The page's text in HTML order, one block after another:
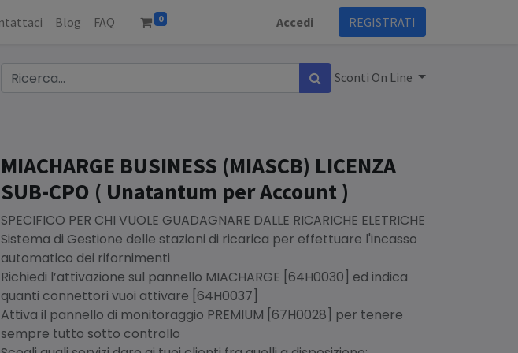
Blog FAQ 0 Accedi REGISTRATI
Sconti On Line
MIACHARGE BUSINESS (MIASCB) LICENZA
SUB-CPO ( Unatantum per Account )
SPECIFICO PER CHI VUOLE GUADAGNARE DALLE RICARICHE ELETRICHE
Sistema di Gestione delle stazioni di ricarica per effettuare l'incasso
automatico dei rifornimenti
Richiedi l’attivazione sul pannello MIACHARGE [64H0030] ed indica
quanti connettori vuoi attivare [64H0037]
Attiva il pannello di monitoraggio PREMIUM [67H0028] per tenere
sempre tutto sotto controllo